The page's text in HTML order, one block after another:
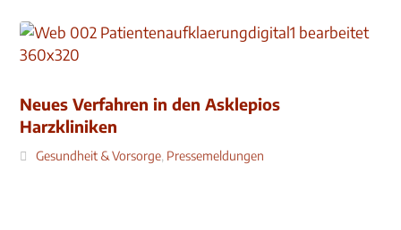
Neues Verfahren in den Asklepios
Harzkliniken
Gesundheit & Vorsorge, Pressemeldungen